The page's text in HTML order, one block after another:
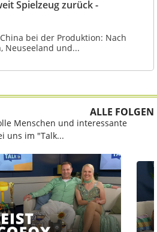
Spielzeug zurück -
bei der Produktion: Nach
Neuseeland und...
ALLE FOLGEN
Menschen und interessante
uns im "Talk...